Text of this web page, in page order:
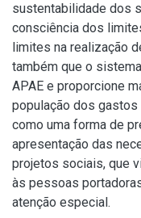
sustentabilidade dos
consciência dos
limites na realização
também que o
APAE e proporcione
população dos
como uma forma de
apresentação das
projetos sociais, que
às pessoas
atenção especial.